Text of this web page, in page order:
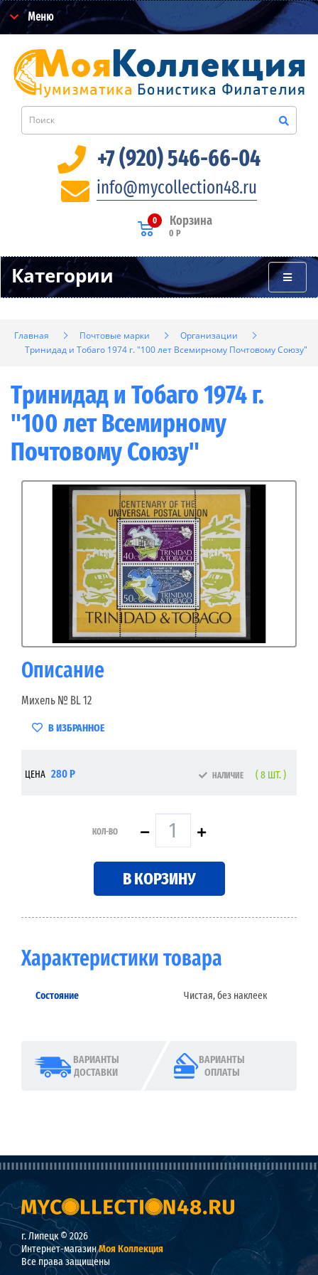
Меню
+7 (920) 546-66-04
info@mycollection48.ru
Корзина
0
0 Р
Категории
Главная Почтовые марки
Организации
Тринидад и Тобаго 1974 г. "100 лет Всемирному Почтовому Союзу"
Тринидад и Тобаго 1974 г.
"100 лет Всемирному
Почтовому Союзу"
Описание
Михель № BL 12
В ИЗБРАННОЕ
ЦЕНА 280 Р НАЛИЧИЕ ( 8 ШТ. )
КОЛ-ВО
В КОРЗИНУ
Характеристики товара
Состояние Чистая, без наклеек
ВАРИАНТЫ
ДОСТАВКИ
ВАРИАНТЫ
ОПЛАТЫ
г. Липецк © 2026
Интернет-магазинМоя Коллекция
Все права защищены